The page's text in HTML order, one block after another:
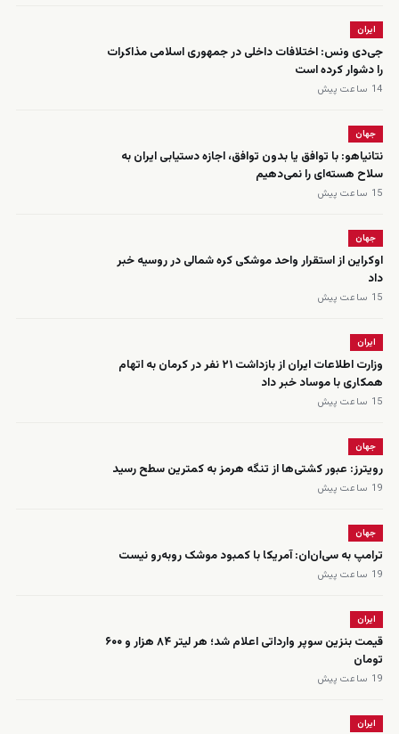
ایران
جی‌دی ونس: اختلافات داخلی در جمهوری اسلامی مذاکرات
را دشوار کرده است
14 ساعت پیش
جهان
نتانیاهو: با توافق یا بدون توافق، اجازه دستیابی ایران به
سلاح هسته‌ای را نمی‌دهیم
15 ساعت پیش
جهان
اوکراین از استقرار واحد موشکی کره شمالی در روسیه خبر
داد
15 ساعت پیش
ایران
وزارت اطلاعات ایران از بازداشت ۲۱ نفر در کرمان به اتهام
همکاری با موساد خبر داد
15 ساعت پیش
جهان
رویترز: عبور کشتی‌ها از تنگه هرمز به کمترین سطح رسید
19 ساعت پیش
جهان
ترامپ به سی‌ان‌ان: آمریکا با کمبود موشک روبه‌رو نیست
19 ساعت پیش
ایران
قیمت بنزین سوپر وارداتی اعلام شد؛ هر لیتر ۸۴ هزار و ۶۰۰
تومان
19 ساعت پیش
ایران